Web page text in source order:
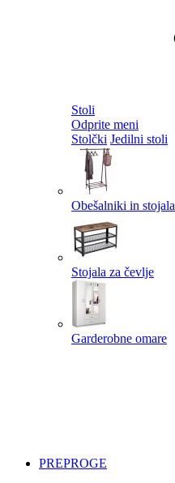
Stoli
Odprite meni
Stolčki Jedilni stoli
Obešalniki in stojala
Stojala za čevlje
Garderobne omare
PREPROGE